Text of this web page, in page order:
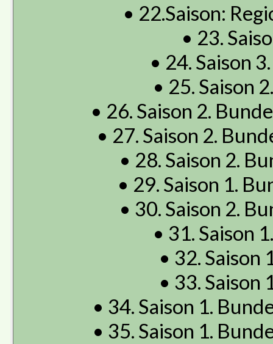
• 22.Saison:
• 23.
• 24. Saison
• 25. Saison
• 26. Saison 2.
• 27. Saison 2.
• 28. Saison 2.
• 29. Saison 1.
• 30. Saison 2.
• 31. Saison
• 32. Saison
• 33. Saison
• 34. Saison 1.
• 35. Saison 1.